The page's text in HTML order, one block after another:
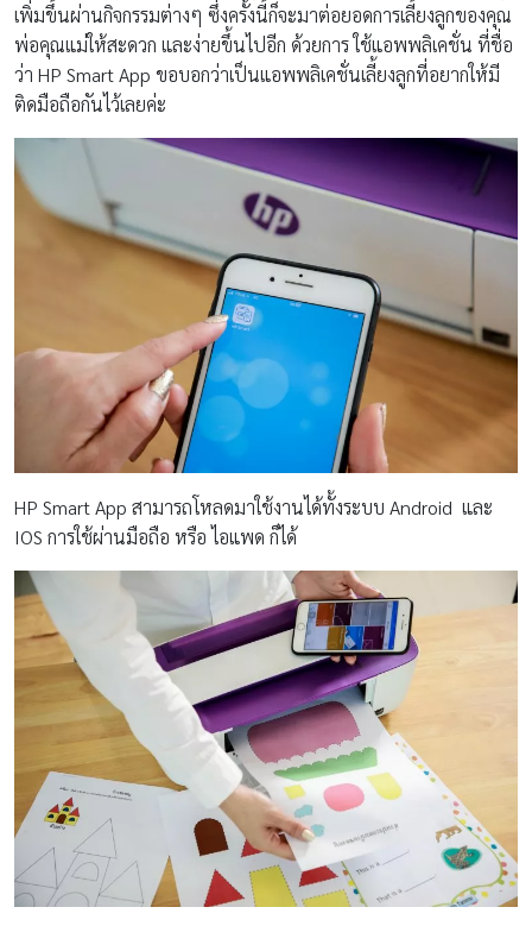
เพิ่มขึ้นผ่านกิจกรรมต่างๆ ซึ่งครั้งนี้ก็จะมาต่อยอดการเลี้ยงลูกของคุณ
พ่อคุณแม่ให้สะดวก และง่ายขึ้นไปอีก ด้วยการ ใช้แอพพลิเคชั่น ที่ชื่อ
ว่า HP Smart App ขอบอกว่าเป็นแอพพลิเคชั่นเลี้ยงลูกที่อยากให้มี
ติดมือถือกันไว้เลยค่ะ
HP Smart App สามารถโหลดมาใช้งานได้ทั้งระบบ Android และ
IOS การใช้ผ่านมือถือ หรือ ไอแพด ก็ได้